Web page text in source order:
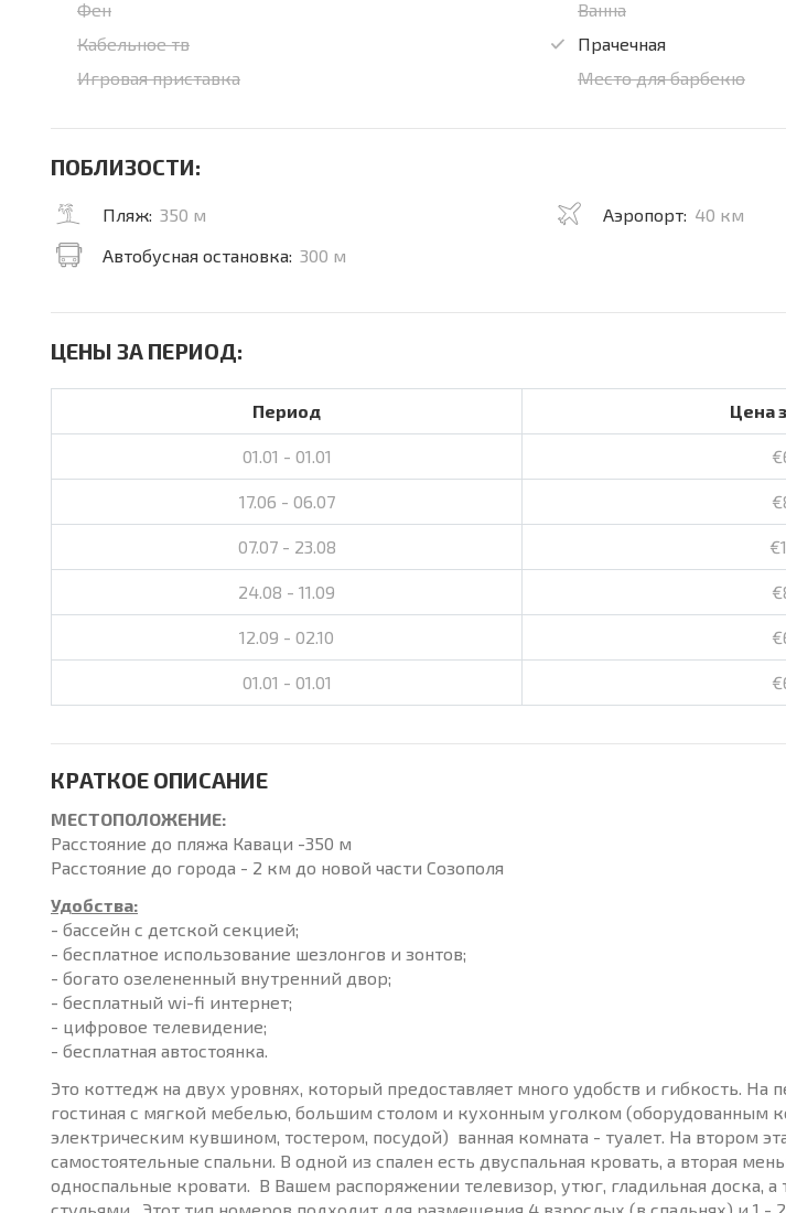
Фен
Кабельное тв
Игровая приставка
Ванна
Прачечная
Место для барбекю
ПОБЛИЗОСТИ:
Пляж: 350 м
Автобусная остановка: 300 м
Аэропорт: 40 км
ЦЕНЫ ЗА ПЕРИОД:
Период Цена
01.01 - 01.01
17.06 - 06.07
07.07 - 23.08
24.08 - 11.09
12.09 - 02.10
01.01 - 01.01
КРАТКОЕ ОПИСАНИЕ
МЕСТОПОЛОЖЕНИЕ:
Расстояние до пляжа Каваци -350 м
Расстояние до города - 2 км до новой части Созополя
Удобства:
- бассейн с детской секцией;
- бесплатное использование шезлонгов и зонтов;
- богато озелененный внутренний двор;
- бесплатный wi-fi интернет;
- цифровое телевидение;
- бесплатная автостоянка.
Это коттедж на двух уровнях, который предоставляет много удобств и гибкость. На
гостиная с мягкой мебелью, большим столом и кухонным уголком (оборудованным
электрическим кувшином, тостером, посудой) ванная комната - туалет. На втором
самостоятельные спальни. В одной из спален есть двуспальная кровать, а вторая
односпальные кровати. В Вашем распоряжении телевизор, утюг, гладильная доска, а